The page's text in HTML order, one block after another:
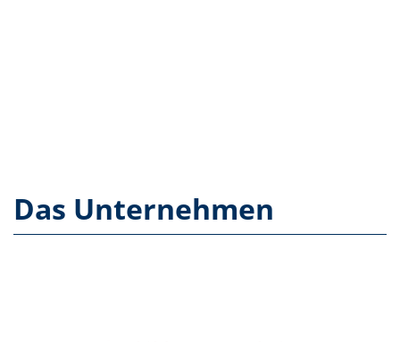
Das Unternehmen